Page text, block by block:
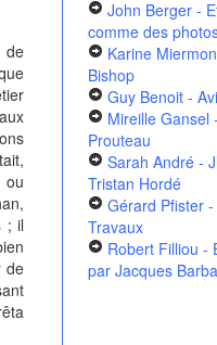
de
ou
; il
de
John Berger -
comme des
Karine
Bishop
Guy Benoit -
Mireille Gansel
Prouteau
Sarah André -
Tristan Hordé
Gérard Pfister
Travaux
Robert Filliou -
par Jacques